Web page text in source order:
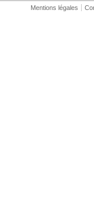
Mentions légales